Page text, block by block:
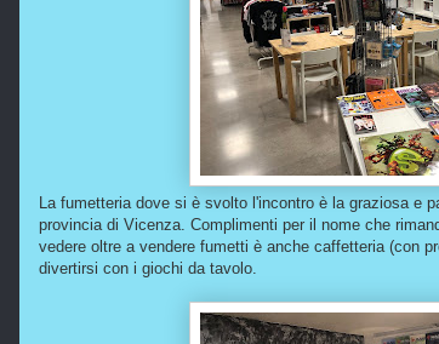
La fumetteria dove si è svolto l'incontro è la graziosa e
provincia di Vicenza. Complimenti per il nome che
vedere oltre a vendere fumetti è anche caffetteria (con
divertirsi con i giochi da tavolo.